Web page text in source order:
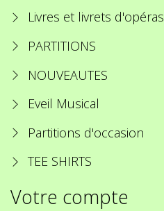
Livres et livrets d'opéras
PARTITIONS
NOUVEAUTES
Eveil Musical
Partitions d'occasion
TEE SHIRTS
Votre compte